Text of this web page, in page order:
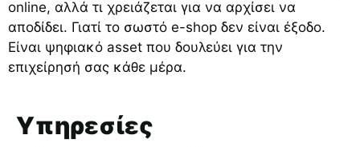
online, αλλά τι χρειάζεται για να αρχίσει να
αποδίδει. Γιατί το σωστό e-shop δεν είναι έξοδο.
Είναι ψηφιακό asset που δουλεύει για την
επιχείρησή σας κάθε μέρα.
Υπηρεσίες